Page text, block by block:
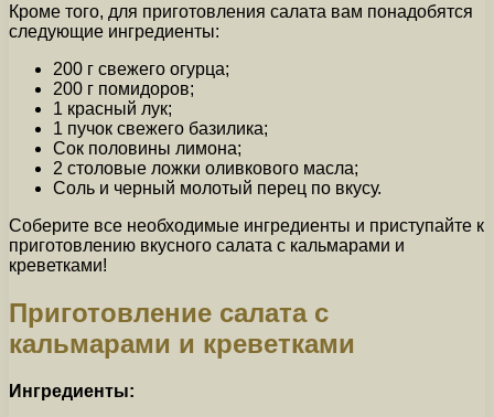
Кроме того, для приготовления салата вам понадобятся
следующие ингредиенты:
200 г свежего огурца;
200 г помидоров;
1 красный лук;
1 пучок свежего базилика;
Сок половины лимона;
2 столовые ложки оливкового масла;
Соль и черный молотый перец по вкусу.
Соберите все необходимые ингредиенты и приступайте к
приготовлению вкусного салата с кальмарами и
креветками!
Приготовление салата с
кальмарами и креветками
Ингредиенты: